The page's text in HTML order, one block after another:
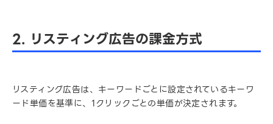
2. リスティング広告の課金方式
リスティング広告は、キーワードごとに設定されているキーワ
ード単価を基準に、1クリックごとの単価が決定されます。